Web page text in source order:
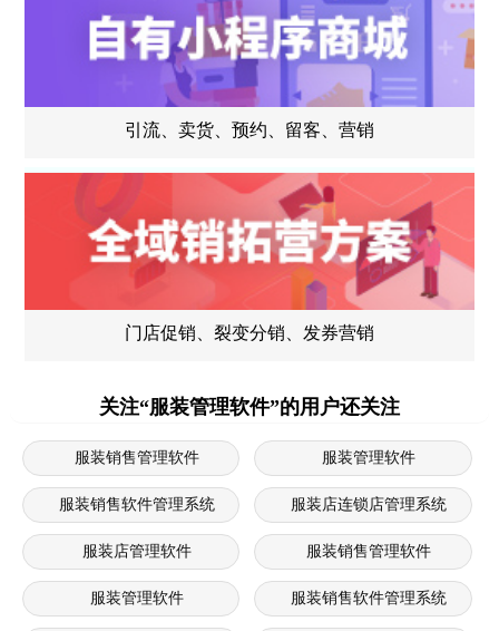
引流、卖货、预约、留客、营销
门店促销、裂变分销、发券营销
关注“服装管理软件”的用户还关注
服装销售管理软件 服装管理软件
服装销售软件管理系统 服装店连锁店管理系统
服装店管理软件 服装销售管理软件
服装管理软件 服装销售软件管理系统